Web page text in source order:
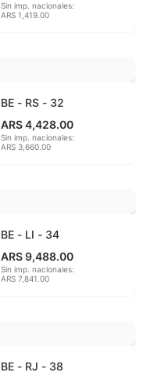
Sin imp. nacionales:
ARS 1,419.00
BE - RS - 32
ARS 4,428.00
Sin imp. nacionales:
ARS 3,660.00
BE - LI - 34
ARS 9,488.00
Sin imp. nacionales:
ARS 7,841.00
BE - RJ - 38